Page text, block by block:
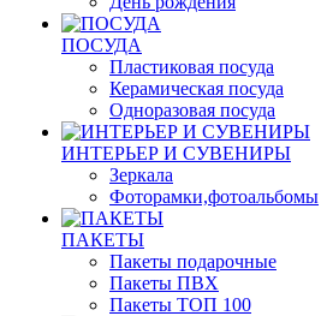
ПОСУДА
Пластиковая посуда
Керамическая посуда
Одноразовая посуда
ИНТЕРЬЕР И СУВЕНИРЫ
Зеркала
Фоторамки,фотоальбомы
ПАКЕТЫ
Пакеты подарочные
Пакеты ПВХ
Пакеты ТОП 100